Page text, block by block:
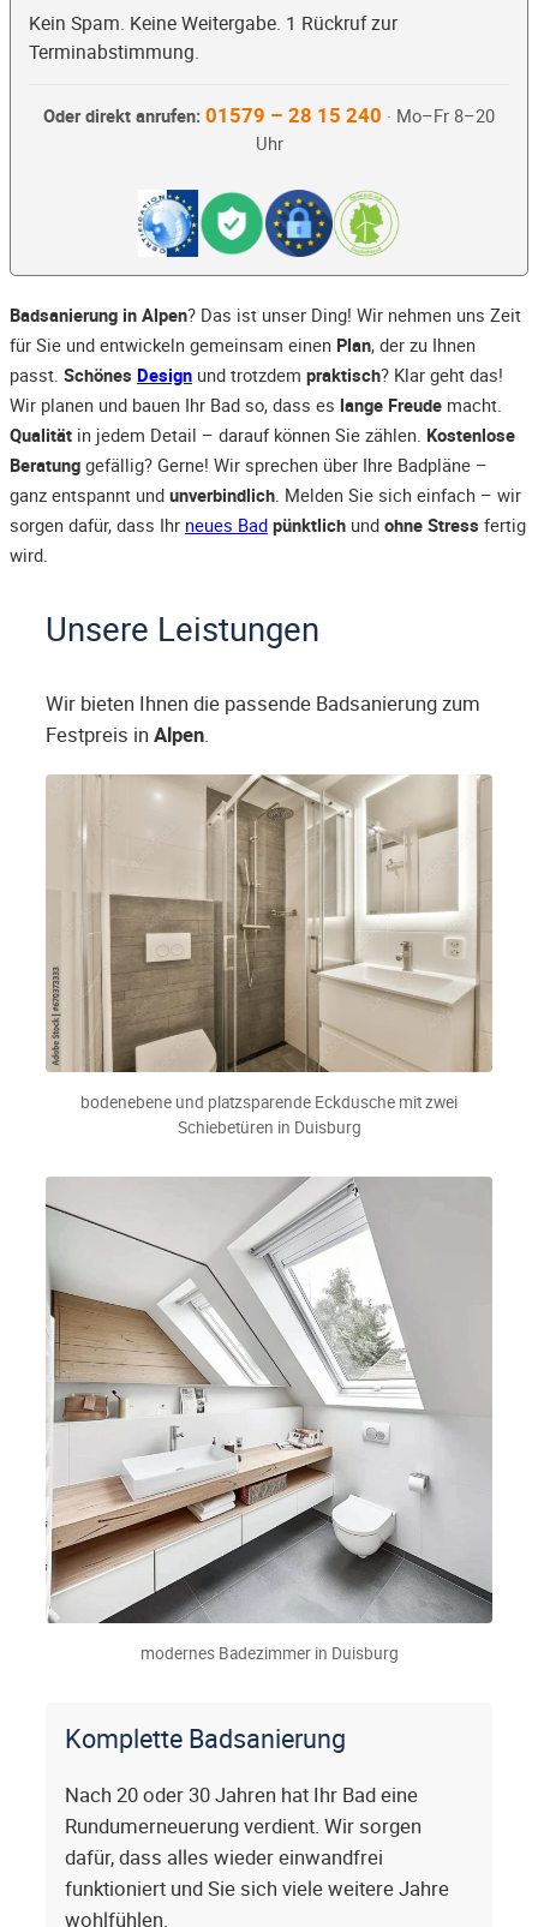
Kein Spam. Keine Weitergabe. 1 Rückruf zur
Terminabstimmung.
Oder direkt anrufen: 01579 – 28 15 240 · Mo–Fr 8–20
Uhr
Badsanierung in Alpen? Das ist unser Ding! Wir nehmen uns Zeit
für Sie und entwickeln gemeinsam einen Plan, der zu Ihnen
passt. Schönes Design und trotzdem praktisch? Klar geht das!
Wir planen und bauen Ihr Bad so, dass es lange Freude macht.
Qualität in jedem Detail – darauf können Sie zählen. Kostenlose
Beratung gefällig? Gerne! Wir sprechen über Ihre Badpläne –
ganz entspannt und unverbindlich. Melden Sie sich einfach – wir
sorgen dafür, dass Ihr neues Bad pünktlich und ohne Stress fertig
wird.
Unsere Leistungen
Wir bieten Ihnen die passende Badsanierung zum
Festpreis in Alpen.
bodenebene und platzsparende Eckdusche mit zwei
Schiebetüren in Duisburg
modernes Badezimmer in Duisburg
Komplette Badsanierung
Nach 20 oder 30 Jahren hat Ihr Bad eine
Rundumerneuerung verdient. Wir sorgen
dafür, dass alles wieder einwandfrei
funktioniert und Sie sich viele weitere Jahre
wohlfühlen.